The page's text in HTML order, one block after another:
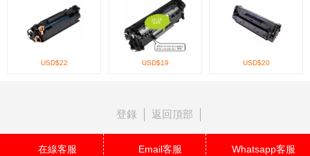
USD$22 USD$19 USD$20
登錄 返回頂部
在線客服 Email客服 Whatsapp客服